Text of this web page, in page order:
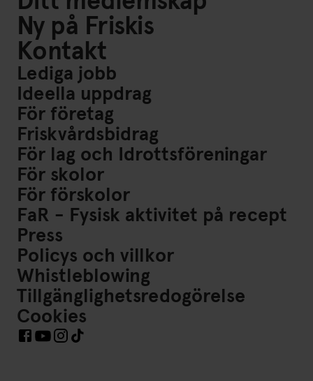
Ny på Friskis
Kontakt
Lediga jobb
Ideella uppdrag
För företag
Friskvårdsbidrag
För lag och Idrottsföreningar
För skolor
För förskolor
FaR - Fysisk aktivitet på recept
Press
Policys och villkor
Whistleblowing
Tillgänglighetsredogörelse
Cookies